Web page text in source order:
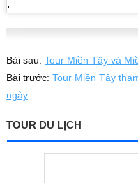
.
Bài sau: Tour Miền Tây và
Bài trước: Tour Miền Tây
ngày
TOUR DU LỊCH